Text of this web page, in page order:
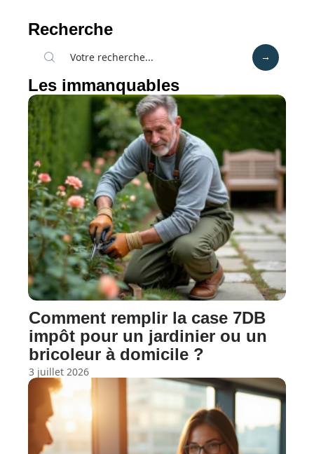
Recherche
Les immanquables
Comment remplir la case 7DB
impôt pour un jardinier ou un
bricoleur à domicile ?
3 juillet 2026